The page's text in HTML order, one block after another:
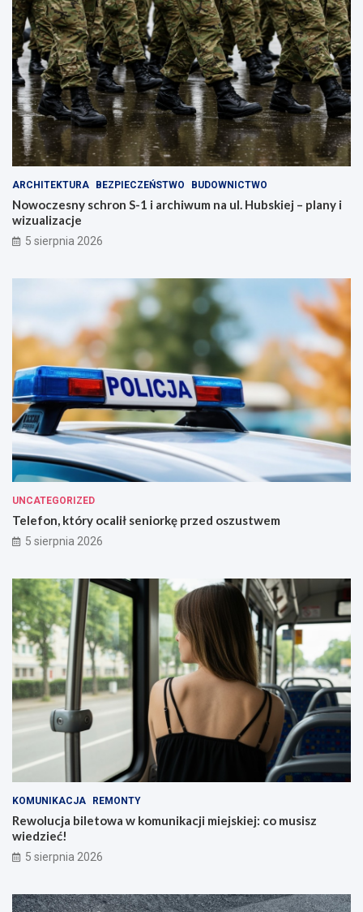
ó
r
a
z
m
i
e
n
m
i
s
t
o
!
–
z
a
d
b
a
j
o
s
w
o
e
z
d
r
i
ARCHITEKTURA BEZPIECZEŃSTWO BUDOWNICTWO
Nowoczesny schron S-1 i archiwum na ul. Hubskiej – plany i
wizualizacje
5 sierpnia 2026
UNCATEGORIZED
Telefon, który ocalił seniorkę przed oszustwem
5 sierpnia 2026
KOMUNIKACJA REMONTY
Rewolucja biletowa w komunikacji miejskiej: co musisz
wiedzieć!
5 sierpnia 2026